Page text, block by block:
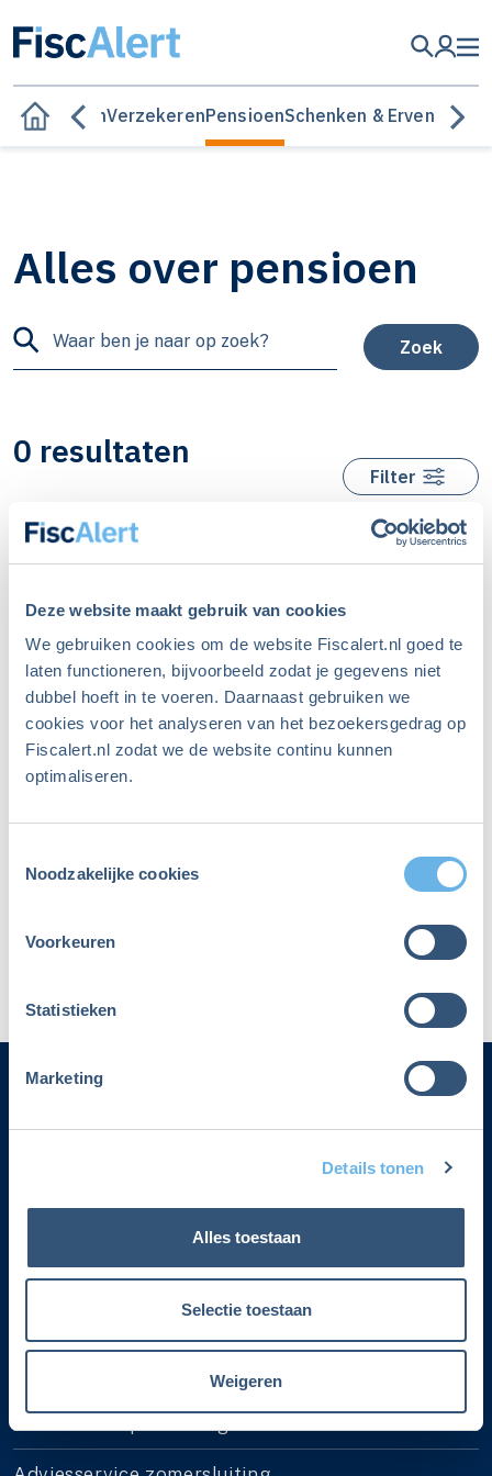
Deze website maakt gebruik van cookies
We gebruiken cookies om de website Fiscalert.nl goed te
laten functioneren, bijvoorbeeld zodat je gegevens niet
dubbel hoeft in te voeren. Daarnaast gebruiken we
cookies voor het analyseren van het bezoekersgedrag op
Fiscalert.nl zodat we de website continu kunnen
optimaliseren.
Noodzakelijke cookies
Voorkeuren
Statistieken
Marketing
Details tonen
Alles toestaan
Selectie toestaan
Weigeren
& beleggenVerzekerenPensioenSchenken & Erven
Alles over pensioen
Zoek
Filter
0 resultaten
Nog geen resultaten om te
Start met zoeken door uw zoekopdracht in de zoekbalk in te
vullen of gebruik de filters om de zoekresultaten te verfijnen.
Categorieën
Voorwaarden lidmaatschap
Lidmaatschap cadeau geven